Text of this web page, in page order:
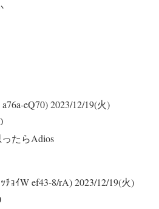
eQ70)2023/12/19(火)
たらAdios
ｮｲW ef43-8/rA)2023/12/19(火)